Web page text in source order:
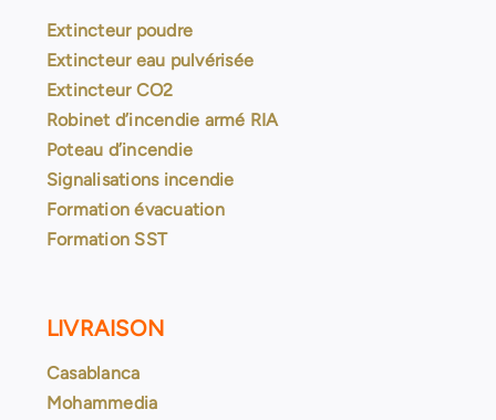
Extincteur poudre
Extincteur eau pulvérisée
Extincteur CO2
Robinet d’incendie armé RIA
Poteau d’incendie
Signalisations incendie
Formation évacuation
Formation SST
LIVRAISON
Casablanca
Mohammedia